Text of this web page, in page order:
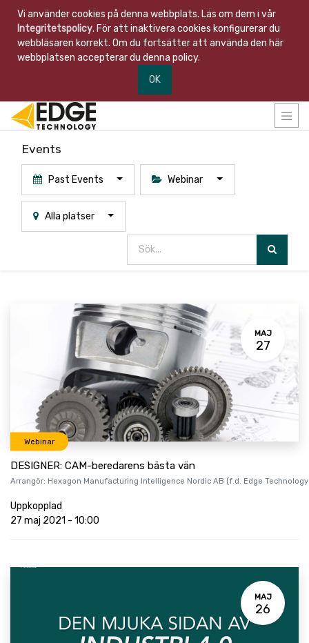
Vi använder cookies på denna webbplats. Läs om dem i vår
Integritetspolicy. För att inaktivera cookies konfigurerar du
webbläsaren korrekt. Om du fortsätter att använda den här
webbplatsen accepterar du denna policy.
OK
Events
Past Events Webinar
Alla platser
MAJ
27
Webinar
DESIGNER: CAM-beredarens bästa vän
Arrangör: Hexagon Manufacturing Intelligence Nordic AB (f.d. Edge
Uppkopplad
27 maj 2021 - 10:00
MAJ
26